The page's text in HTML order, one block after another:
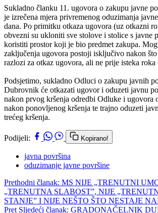
Sukladno članku 11. ugovora o zakupu javne
je izrečena mjera privremenog oduzimanja
dana. Po primitku otkaza ugovora (uz otkazni
obvezni su ukloniti sve stolove i stolice s javne
koristiti prostor koji je bio predmet zakupa.
zaključenja ugovora postoji isključivo nakon
razlozi za otkaz ugovora, ali ne prije isteka roka
Podsjetimo, sukladno Odluci o zakupu javnih
Dubrovnik će otkazati ugovor i oduzeti javnu
nakon prvog kršenja odredbi Odluke i ugovora
nakon ponovljenog kršenja te trajno oduzeti
trećeg kršenja.
Podijeli: Kopirano!
javna površina
oduzimanje javne površine
Prethodni članak: MS NIJE „TRENUTNI
„TRENUTNA SLABOST”, NIJE
STANJE” I NIJE NEŠTO ŠTO NESTAJE
Pret Sljedeći članak: GRADONAČELNIK